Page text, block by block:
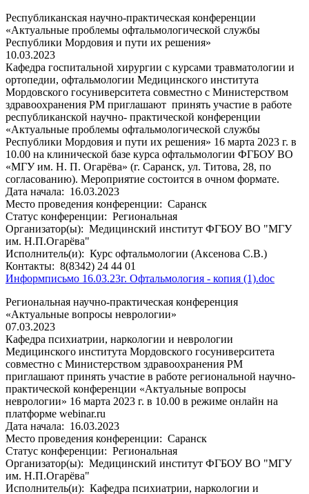
Республиканская научно-практическая конференции
«Актуальные проблемы офтальмологической службы
Республики Мордовия и пути их решения»
10.03.2023
Кафедра госпитальной хирургии с курсами травматологии и
ортопедии, офтальмологии Медицинского института
Мордовского госуниверситета совместно с Министерством
здравоохранения РМ приглашают принять участие в работе
республиканской научно- практической конференции
«Актуальные проблемы офтальмологической службы
Республики Мордовия и пути их решения» 16 марта 2023 г. в
10.00 на клинической базе курса офтальмологии ФГБОУ ВО
«МГУ им. Н. П. Огарёва» (г. Саранск, ул. Титова, 28, по
согласованию). Мероприятие состоится в очном формате.
Дата начала: 16.03.2023
Место проведения конференции: Саранск
Статус конференции: Региональная
Организатор(ы): Медицинский институт ФГБОУ ВО "МГУ
им. Н.П.Огарёва"
Исполнитель(и): Курс офтальмологии (Аксенова С.В.)
Контакты: 8(8342) 24 44 01
Информписьмо 16.03.23г. Офтальмология - копия (1).doc
Региональная научно-практическая конференция
«Актуальные вопросы неврологии»
07.03.2023
Кафедра психиатрии, наркологии и неврологии
Медицинского института Мордовского госуниверситета
совместно с Министерством здравоохранения РМ
приглашают принять участие в работе региональной научно-
практической конференции «Актуальные вопросы
неврологии» 16 марта 2023 г. в 10.00 в режиме онлайн на
платформе webinar.ru
Дата начала: 16.03.2023
Место проведения конференции: Саранск
Статус конференции: Региональная
Организатор(ы): Медицинский институт ФГБОУ ВО "МГУ
им. Н.П.Огарёва"
Исполнитель(и): Кафедра психиатрии, наркологии и